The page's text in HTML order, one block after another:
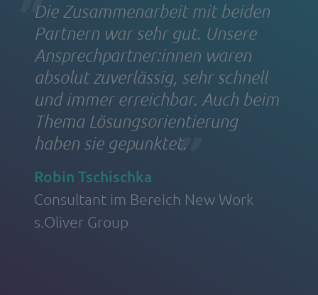
Die Zusammenarbeit mit beiden
Partnern war sehr gut. Unsere
Ansprechpartner:innen waren
absolut zuverlässig, sehr schnell
und immer erreichbar. Auch beim
Thema Lösungsorientierung
haben sie gepunktet.
Robin Tschischka
Consultant im Bereich New Work
s.Oliver Group